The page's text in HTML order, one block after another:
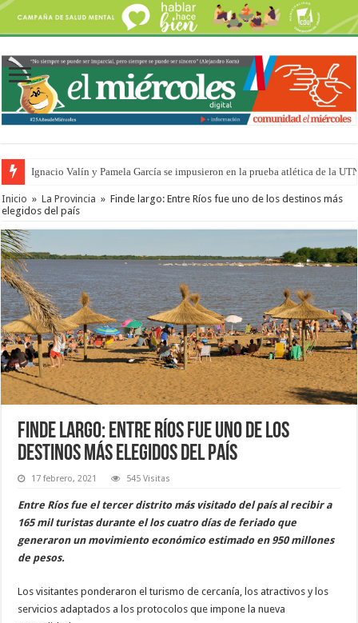
Ignacio Valín y Pamela García se impusieron en la prueba atlética de la
Traigo el litoral en mi canción: 100 años de Aníbal Sampayo
Inicio » La Provincia » Finde largo: Entre Ríos fue uno de los destinos más
elegidos del país
Finde largo: Entre Ríos fue uno de los
destinos más elegidos del país
17 febrero, 2021 545 Visitas
Entre Ríos fue el tercer distrito más visitado del país al recibir a
165 mil turistas durante el los cuatro días de feriado que
generaron un movimiento económico estimado en 950 millones
de pesos.
Los visitantes ponderaron el turismo de cercanía, los atractivos y los
servicios adaptados a los protocolos que impone la nueva